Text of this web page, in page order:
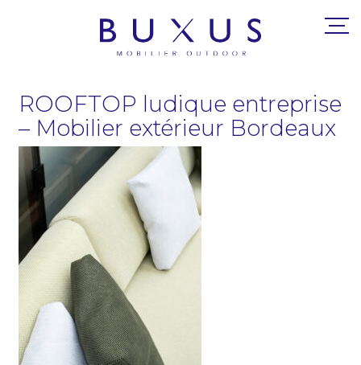
ROOFTOP ludique entreprise
– Mobilier extérieur Bordeaux